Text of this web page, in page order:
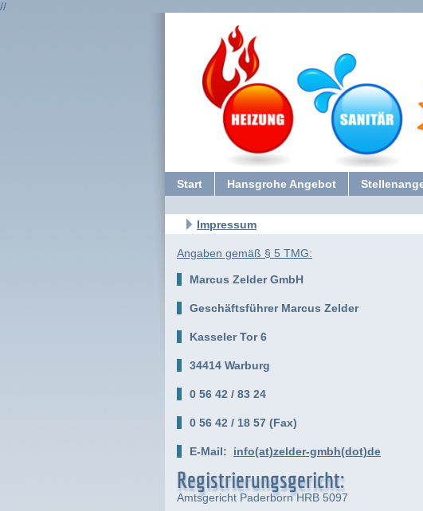
//
Start Hansgrohe Angebot
Impressum
Angaben gemäß § 5 TMG:
Marcus Zelder GmbH
Geschäftsführer Marcus Zelder
Kasseler Tor 6
34414 Warburg
0 56 42 / 83 24
0 56 42 / 18 57 (Fax)
E-Mail: info(at)zelder-gmbh(dot)de
Registrierungsgericht:
Amtsgericht Paderborn HRB 5097